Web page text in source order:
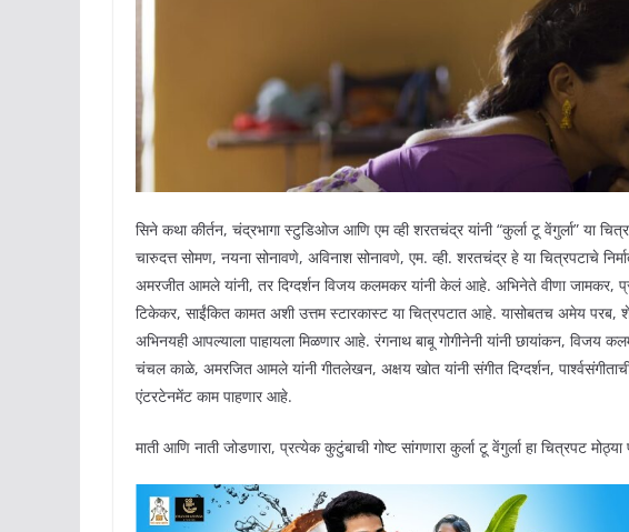
सिने कथा कीर्तन, चंद्रभागा स्टुडिओज आणि एम व्ही शरतचंद्र यांनी “कुर्ला टू वेंगुर्ला” या
चारुदत्त सोमण, नयना सोनावणे, अविनाश सोनावणे, एम. व्ही. शरतचंद्र हे या चित्रपटाचे
अमरजीत आमले यांनी, तर दिग्दर्शन विजय कलमकर यांनी केलं आहे. अभिनेते वीणा जामकर,
टिकेकर, साईंकित कामत अशी उत्तम स्टारकास्ट या चित्रपटात आहे. यासोबतच अमेय परब,
अभिनयही आपल्याला पाहायला मिळणार आहे. रंगनाथ बाबू गोगीनेनी यांनी छायांकन, विजय
चंचल काळे, अमरजित आमले यांनी गीतलेखन, अक्षय खोत यांनी संगीत दिग्दर्शन,
एंटरटेनमेंट काम पाहणार आहे.
माती आणि नाती जोडणारा, प्रत्येक कुटुंबाची गोष्ट सांगणारा कुर्ला टू वेंगुर्ला हा चित्रपट